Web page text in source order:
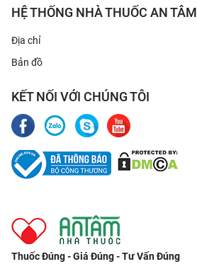
HỆ THỐNG NHÀ THUỐC AN TÂM
Địa chỉ
Bản đồ
KẾT NỐI VỚI CHÚNG TÔI
Thuốc Đúng - Giá Đúng - Tư Vấn Đúng